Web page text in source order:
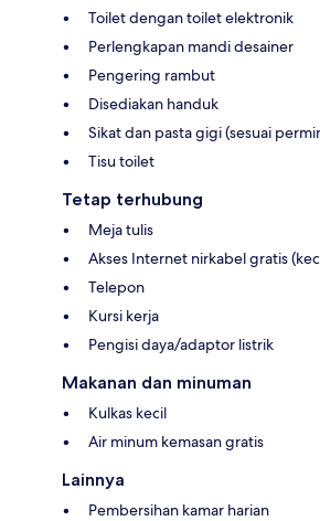
Toilet dengan toilet elektronik
Perlengkapan mandi desainer
Pengering rambut
Disediakan handuk
Sikat dan pasta gigi (sesuai
Tisu toilet
Tetap terhubung
Meja tulis
Akses Internet nirkabel gratis
Telepon
Kursi kerja
Pengisi daya/adaptor listrik
Makanan dan minuman
Kulkas kecil
Air minum kemasan gratis
Lainnya
Pembersihan kamar harian